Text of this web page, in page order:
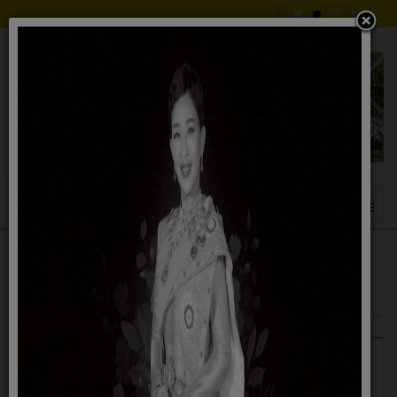
การประเมินความเสี่ยงการทุจริตและ
ประพฤติมิชอบประจำปี